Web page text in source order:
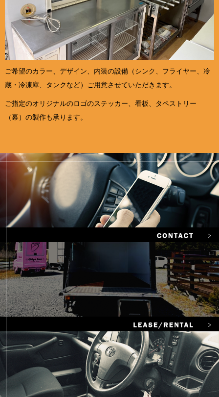
ご希望のカラー、デザイン、内装の設備（シンク、フライヤー、冷
蔵・冷凍庫、タンクなど）ご用意させていただきます。
ご指定のオリジナルのロゴのステッカー、看板、タペストリー
（幕）の製作も承ります。